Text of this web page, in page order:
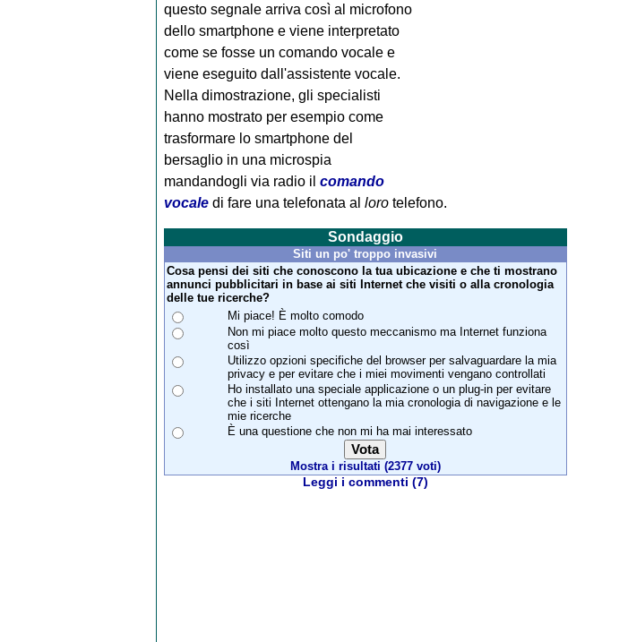
questo segnale arriva così al microfono
dello smartphone e viene interpretato
come se fosse un comando vocale e
viene eseguito dall'assistente vocale.
Nella dimostrazione, gli specialisti
hanno mostrato per esempio come
trasformare lo smartphone del
bersaglio in una microspia
mandandogli via radio il comando
vocaledi fare una telefonata al lorotelefono.
Sondaggio
Siti un po' troppo invasivi
Cosa pensi dei siti che conoscono la tua ubicazione e che ti mostrano
annunci pubblicitari in base ai siti Internet che visiti o alla cronologia
delle tue ricerche?
Mi piace! È molto comodo
Non mi piace molto questo meccanismo ma Internet funziona
così
Utilizzo opzioni specifiche del browser per salvaguardare la mia
privacy e per evitare che i miei movimenti vengano controllati
Ho installato una speciale applicazione o un plug-in per evitare
che i siti Internet ottengano la mia cronologia di navigazione e le
mie ricerche
È una questione che non mi ha mai interessato
Mostra i risultati (2377 voti)
Leggi i commenti (7)